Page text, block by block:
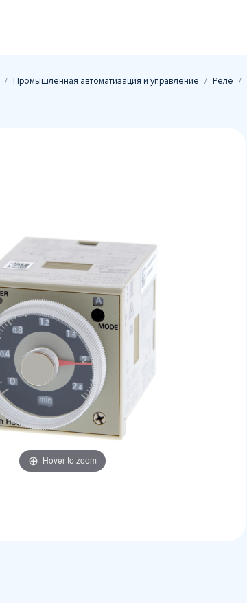
Промышленная автоматизация и управление Реле
Hover to zoom